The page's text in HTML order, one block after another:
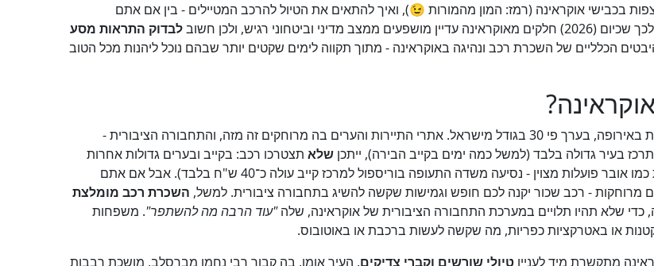
בכבישי אוקראינה (רמז: המון מהמורות 😉), ואיך להתאים את הטיול להרכב המטיילים - בין אם אתם
רגיש, ולכן חשוב
לבדוק התראות מסע
הכלליים של השכרת רכב ונהיגה באוקראינה - מתוך תקווה לימים שקטים יותר שבהם נוכל ליהנות מכל הטוב
אוקראינה היא אחת המדינות הגדולות באירופה, בערך פי 30 בגודל מישראל. אתרי התיירות והערים בה מרוחקים זה מזה, והתחבורה הציבורית -
בעיר גדולה בלבד (למשל כמה ימים בקייב הבירה), ייתכן שלא תצטרכו רכב: בקייב ובערים גדולות אחרות
פועלות רכבות תחתיות, אוטובוסים ומוניות בעלות נמוכה (אפליקציות כמו אובר פועלות מצוין - נסיעה משדה התעופה בוריספול למרכז קייב עולה כ־40 ש"ח בלבד). אבל אם אתם
מרוחקות - רכב שכור יקנה לכם חופש וגמישות שקשה להשיג בתחבורה ציבורית. למשל, השכרת רכב מומלצת
כדי שלא תהיו תלויים במערכת התחבורה הציבורית של אוקראינה, שלה"עוד הרבה מה להשתפר". משפחות
או באטרקציות כפריות, מה שקשה לעשות ברכבת או באוטובוס.
מתקשרת מיד לעניין טיולי שורשים וקברי צדיקים. העיר אומן, בה קבור רבי נחמן מברסלב, מושכת רבבות